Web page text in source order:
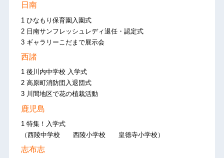
日南
1 ひなもり保育園入園式
2 日南サンフレッシュレディ退任・認定式
3 ギャラリーこだまで展示会
西諸
1 後川内中学校 入学式
2 高原町消防団入退団式
3 川間地区で花の植栽活動
鹿児島
1 特集！入学式
（西陵中学校 西陵小学校 皇徳寺小学校）
志布志